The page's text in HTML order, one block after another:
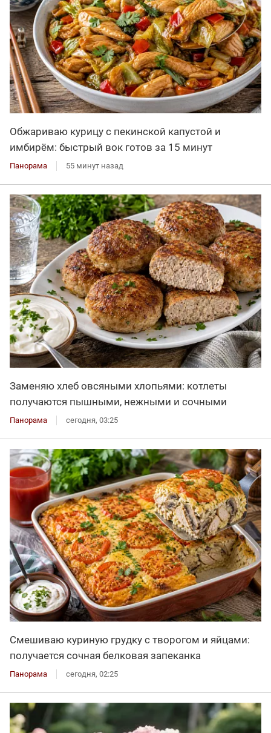
Обжариваю курицу с пекинской капустой и
имбирём: быстрый вок готов за 15 минут
Панорама 55 минут назад
Заменяю хлеб овсяными хлопьями: котлеты
получаются пышными, нежными и сочными
Панорама сегодня, 03:25
Смешиваю куриную грудку с творогом и яйцами:
получается сочная белковая запеканка
Панорама сегодня, 02:25